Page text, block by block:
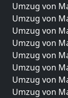
Umzug von
Umzug von
Umzug von
Umzug von
Umzug von
Umzug von
Umzug von
Umzug von